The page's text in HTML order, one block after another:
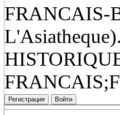
FRANCAIS-
Регистрация Войти